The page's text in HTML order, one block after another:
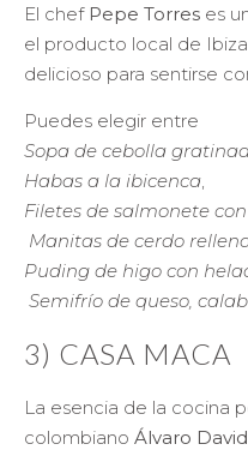
El chef Pepe Torres es
el producto local de
delicioso para sentirse
Puedes elegir entre
Sopa de cebolla
Habas a la ibicenca,
Filetes de salmonete
Manitas de cerdo
Puding de higo con
Semifrío de queso,
3) CASA MACA
La esencia de la cocina
colombiano Álvaro